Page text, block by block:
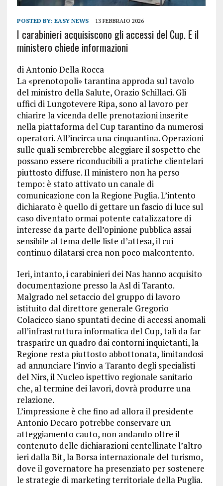
POSTED BY: EASY NEWS 13 FEBBRAIO 2026
I carabinieri acquisiscono gli accessi del Cup. E il
ministero chiede informazioni
diAntonio Della Rocca
La «prenotopoli» tarantina approda sul tavolo
del ministro della Salute, Orazio Schillaci. Gli
uffici di Lungotevere Ripa, sono al lavoro per
chiarire la vicenda delle prenotazioni inserite
nella piattaforma del Cup tarantino da numerosi
operatori. All’incirca una cinquantina. Operazioni
sulle quali sembrerebbe aleggiare il sospetto che
possano essere riconducibili a pratiche clientelari
piuttosto diffuse. Il ministero non ha perso
tempo: è stato attivato un canale di
comunicazione con la Regione Puglia. L’intento
dichiarato è quello di gettare un fascio di luce sul
caso diventato ormai potente catalizzatore di
interesse da parte dell’opinione pubblica assai
sensibile al tema delle liste d’attesa, il cui
continuo dilatarsi crea non poco malcontento.
Ieri, intanto, i carabinieri dei Nas hanno acquisito
documentazione presso la Asl di Taranto.
Malgrado nel setaccio del gruppo di lavoro
istituito dal direttore generale Gregorio
Colacicco siano spuntati decine di accessi anomali
all’infrastruttura informatica del Cup, tali da far
trasparire un quadro dai contorni inquietanti, la
Regione resta piuttosto abbottonata, limitandosi
ad annunciare l’invio a Taranto degli specialisti
del Nirs, il Nucleo ispettivo regionale sanitario
che, al termine dei lavori, dovrà produrre una
relazione.
L’impressione è che fino ad allora il presidente
Antonio Decaro potrebbe conservare un
atteggiamento cauto, non andando oltre il
contenuto delle dichiarazioni centellinate l’altro
ieri dalla Bit, la Borsa internazionale del turismo,
dove il governatore ha presenziato per sostenere
le strategie di marketing territoriale della Puglia.